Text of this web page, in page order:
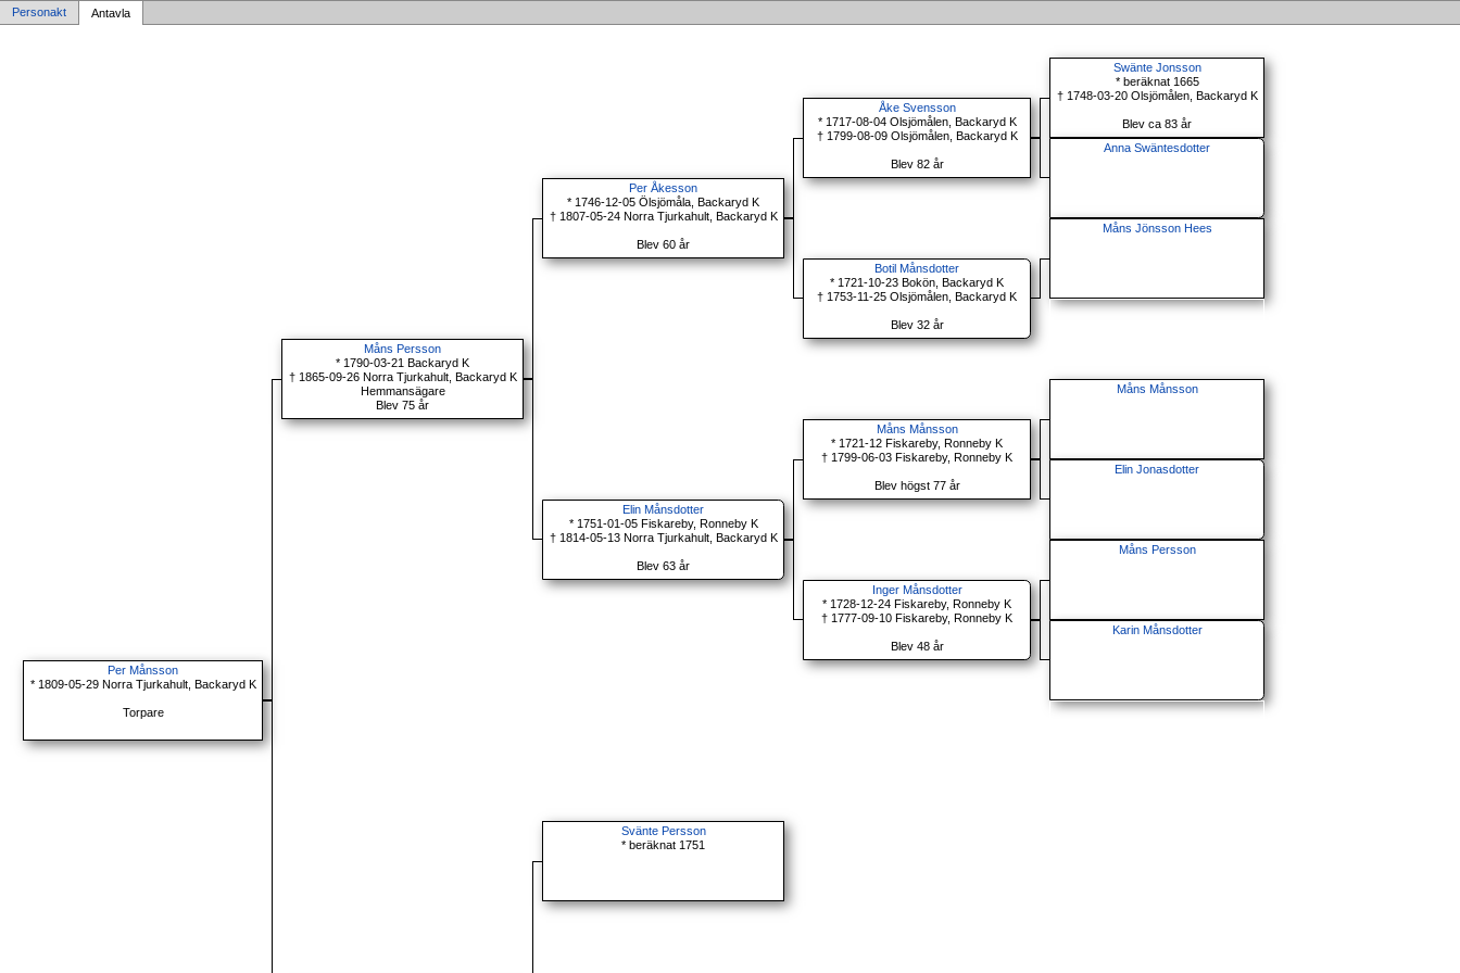
Personakt Antavla
Per Månsson
* 1809-05-29 Norra Tjurkahult, Backaryd K
Torpare
Måns Persson
* 1790-03-21 Backaryd K
† 1865-09-26 Norra Tjurkahult, Backaryd K
Hemmansägare
Blev 75 år
Per Åkesson
* 1746-12-05 Ölsjömåla, Backaryd K
† 1807-05-24 Norra Tjurkahult, Backaryd K
Blev 60 år
Åke Svensson
* 1717-08-04 Olsjömålen, Backaryd K
† 1799-08-09 Olsjömålen, Backaryd K
Blev 82 år
Swänte Jonsson
* beräknat 1665
† 1748-03-20 Olsjömålen, Backaryd K
Blev ca 83 år
Anna Swäntesdotter
Botil Månsdotter
* 1721-10-23 Bokön, Backaryd K
† 1753-11-25 Olsjömålen, Backaryd K
Blev 32 år
Måns Jönsson Hees
Elin Månsdotter
* 1751-01-05 Fiskareby, Ronneby K
† 1814-05-13 Norra Tjurkahult, Backaryd K
Blev 63 år
Måns Månsson
* 1721-12 Fiskareby, Ronneby K
† 1799-06-03 Fiskareby, Ronneby K
Blev högst 77 år
Måns Månsson
Elin Jonasdotter
Inger Månsdotter
* 1728-12-24 Fiskareby, Ronneby K
† 1777-09-10 Fiskareby, Ronneby K
Blev 48 år
Måns Persson
Karin Månsdotter
Svänte Persson
* beräknat 1751